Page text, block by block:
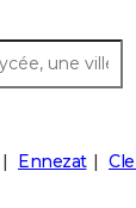
Ennezat